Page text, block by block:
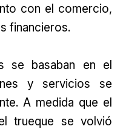
con el comercio,
financieros.
se basaban en el
y servicios se
A medida que el
trueque se volvió